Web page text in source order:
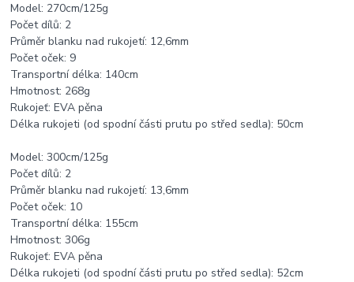
Model: 270cm/125g
Počet dílů: 2
Průměr blanku nad rukojetí: 12,6mm
Počet oček: 9
Transportní délka: 140cm
Hmotnost: 268g
Rukojeť: EVA pěna
Délka rukojeti (od spodní části prutu po střed sedla): 50cm
Model: 300cm/125g
Počet dílů: 2
Průměr blanku nad rukojetí: 13,6mm
Počet oček: 10
Transportní délka: 155cm
Hmotnost: 306g
Rukojeť: EVA pěna
Délka rukojeti (od spodní části prutu po střed sedla): 52cm